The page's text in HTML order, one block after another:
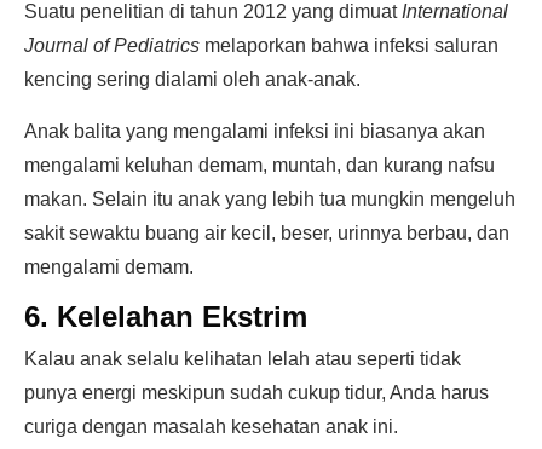
Suatu penelitian di tahun 2012 yang dimuat International
Journal of Pediatrics melaporkan bahwa infeksi saluran
kencing sering dialami oleh anak-anak.
Anak balita yang mengalami infeksi ini biasanya akan
mengalami keluhan demam, muntah, dan kurang nafsu
makan. Selain itu anak yang lebih tua mungkin mengeluh
sakit sewaktu buang air kecil, beser, urinnya berbau, dan
mengalami demam.
6. Kelelahan Ekstrim
Kalau anak selalu kelihatan lelah atau seperti tidak
punya energi meskipun sudah cukup tidur, Anda harus
curiga dengan masalah kesehatan anak ini.